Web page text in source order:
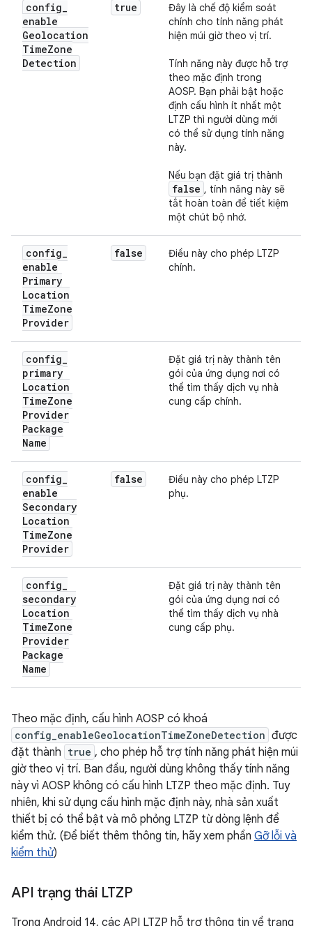
config_
enable
Geolocation
TimeZone
Detection
true
Đây là chế độ kiểm soát
chính cho tính năng phát
hiện múi giờ theo vị trí.
Tính năng này được hỗ trợ
theo mặc định trong
AOSP. Bạn phải bật hoặc
định cấu hình ít nhất một
LTZP thì người dùng mới
có thể sử dụng tính năng
này.
Nếu bạn đặt giá trị thành
false , tính năng này sẽ
tắt hoàn toàn để tiết kiệm
một chút bộ nhớ.
config_
enable
Primary
Location
TimeZone
Provider
false
Điều này cho phép LTZP
chính.
config_
primary
Location
TimeZone
Provider
Package
Name
Đặt giá trị này thành tên
gói của ứng dụng nơi có
thể tìm thấy dịch vụ nhà
cung cấp chính.
config_
enable
Secondary
Location
TimeZone
Provider
false
Điều này cho phép LTZP
phụ.
config_
secondary
Location
TimeZone
Provider
Package
Name
Đặt giá trị này thành tên
gói của ứng dụng nơi có
thể tìm thấy dịch vụ nhà
cung cấp phụ.
Theo mặc định, cấu hình AOSP có khoá
config_enableGeolocationTimeZoneDetection được
đặt thành true , cho phép hỗ trợ tính năng phát hiện múi
giờ theo vị trí. Ban đầu, người dùng không thấy tính năng
này vì AOSP không có cấu hình LTZP theo mặc định. Tuy
nhiên, khi sử dụng cấu hình mặc định này, nhà sản xuất
thiết bị có thể bật và mô phỏng LTZP từ dòng lệnh để
kiểm thử. (Để biết thêm thông tin, hãy xem phần Gỡ lỗi và
kiểm thử)
API trạng thái LTZP
Trong Android 14, các API LTZP hỗ trợ thông tin về trạng